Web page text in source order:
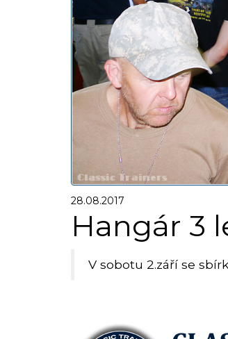
28.08.2017
Hangár 3
V sobotu 2.září se